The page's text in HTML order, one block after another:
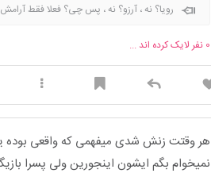
رویا؟ نه ، آرزو؟ نه ، پس چی؟ فعلا فقط
0 نفر لایک کرده اند ...
هر وقتت زنش شدی میفهمی که واقعی بوده
نمیخوام بگم ایشون اینجورین ولی پسرا